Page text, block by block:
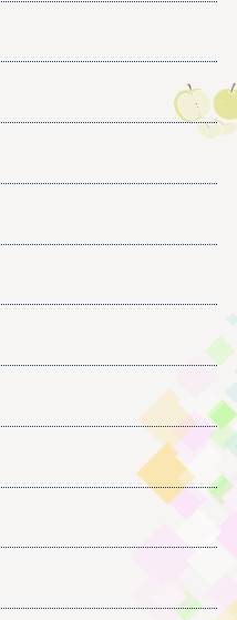
定期的にご利用の方
きる災害の備え！
言」に登録しました
ータルで！
。
ャンペーン